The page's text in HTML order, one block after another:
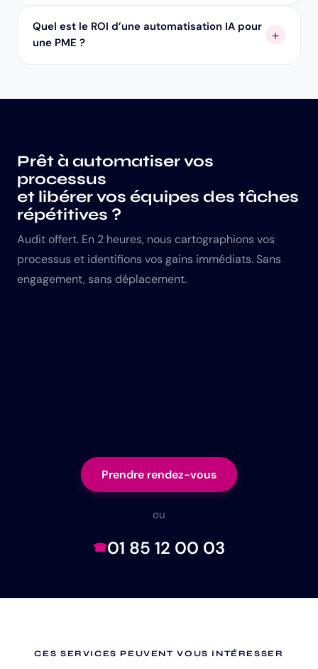
Quel est le ROI d’une automatisation IA pour
une PME ?
Prêt à automatiser vos
processus
et libérer vos équipes des tâches
répétitives ?
Audit offert. En 2 heures, nous cartographions vos
processus et identifions vos gains immédiats. Sans
engagement, sans déplacement.
Prendre rendez-vous
ou
01 85 12 00 03
CES SERVICES PEUVENT VOUS INTÉRESSER